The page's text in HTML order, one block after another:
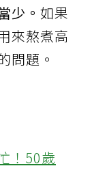
少。 如果
來熬煮高
問題。
！50歲